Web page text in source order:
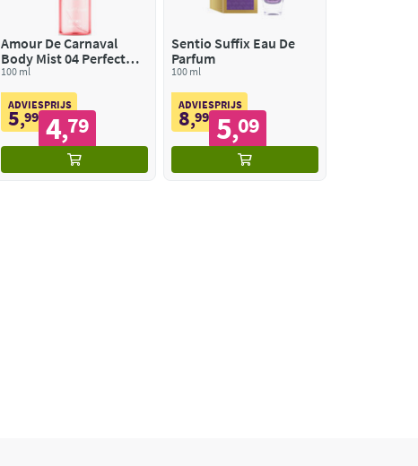
Amour De Carnaval
Body Mist 04 Perfect
Paradise
100 ml
ADVIESPRIJS
5,99 4,79
Sentio Suffix Eau De
Parfum
100 ml
ADVIESPRIJS
8,99 5,09